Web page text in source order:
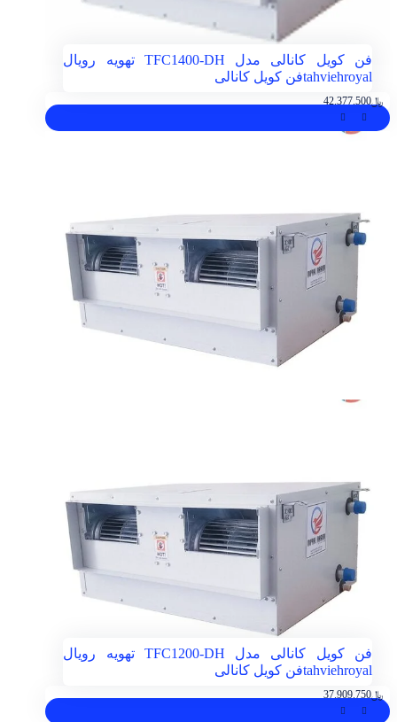
فن کویل کانالی مدل TFC1400-DH تهویه رویال
tahviehroyalفن کویل کانالی
﷼42.377.500
فن کویل کانالی مدل TFC1200-DH تهویه رویال
tahviehroyalفن کویل کانالی
﷼37.909.750